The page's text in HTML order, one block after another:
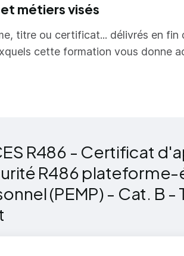
métiers visés
titre ou certificat... délivrés en fin
cette formation vous donne
R486 - Certificat
R486
(PEMP) - Cat. B -